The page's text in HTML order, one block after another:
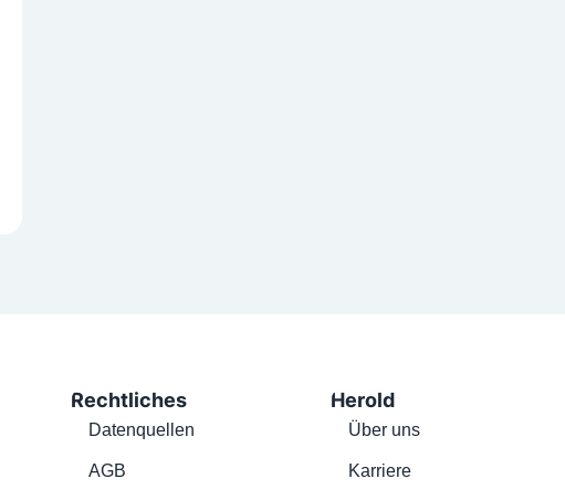
Rechtliches
Datenquellen
AGB
Herold
Über uns
Karriere